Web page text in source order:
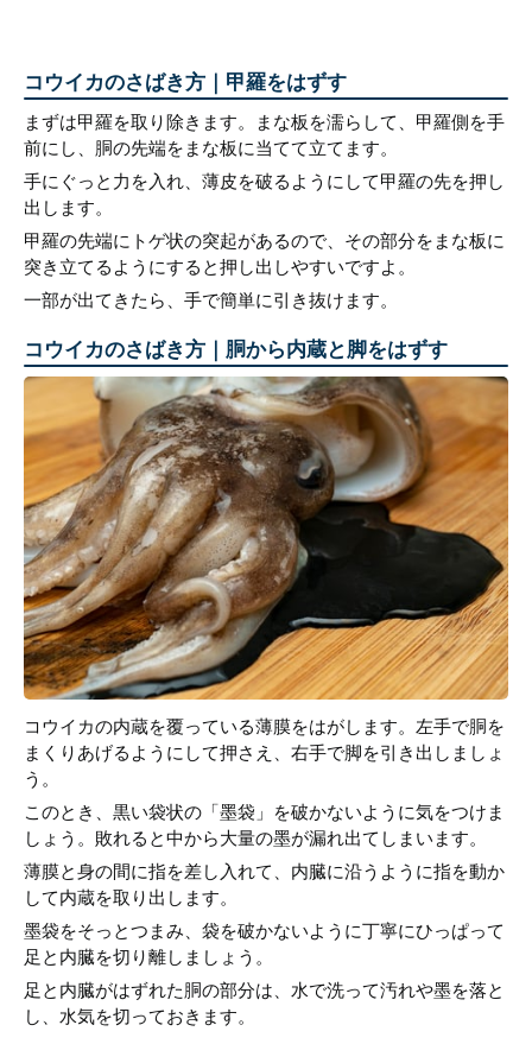
コウイカのさばき方｜甲羅をはずす
まずは甲羅を取り除きます。まな板を濡らして、甲羅側を手
前にし、胴の先端をまな板に当てて立てます。
手にぐっと力を入れ、薄皮を破るようにして甲羅の先を押し
出します。
甲羅の先端にトゲ状の突起があるので、その部分をまな板に
突き立てるようにすると押し出しやすいですよ。
一部が出てきたら、手で簡単に引き抜けます。
コウイカのさばき方｜胴から内蔵と脚をはずす
コウイカの内蔵を覆っている薄膜をはがします。左手で胴を
まくりあげるようにして押さえ、右手で脚を引き出しましょ
う。
このとき、黒い袋状の「墨袋」を破かないように気をつけま
しょう。敗れると中から大量の墨が漏れ出てしまいます。
薄膜と身の間に指を差し入れて、内臓に沿うように指を動か
して内蔵を取り出します。
墨袋をそっとつまみ、袋を破かないように丁寧にひっぱって
足と内臓を切り離しましょう。
足と内臓がはずれた胴の部分は、水で洗って汚れや墨を落と
し、水気を切っておきます。